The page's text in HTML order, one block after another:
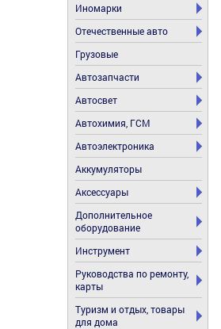
Иномарки
Отечественные авто
Грузовые
Автозапчасти
Автосвет
Автохимия, ГСМ
Автоэлектроника
Аккумуляторы
Аксессуары
Дополнительное
оборудование
Инструмент
Руководства по ремонту,
карты
Туризм и отдых, товары
для дома